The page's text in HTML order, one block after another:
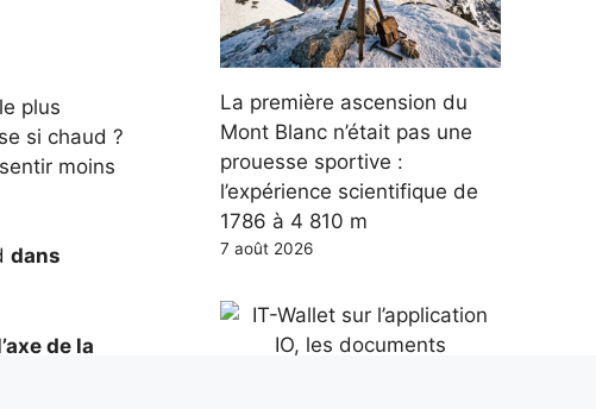
plus
si chaud ?
moins
dans
de la
La première ascension du
Mont Blanc n’était pas une
prouesse sportive :
l’expérience scientifique de
1786 à 4 810 m
7 août 2026